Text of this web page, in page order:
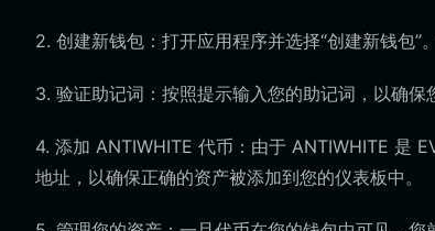
2. 创建新钱包：打开应用程序并选择“创建新钱包”
3. 验证助记词：按照提示输入您的助记词，以确保
4. 添加 ANTIWHITE 代币：由于 ANTIWHITE 是
地址，以确保正确的资产被添加到您的仪表板中。